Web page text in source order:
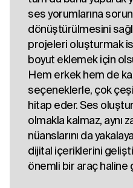
ses yorumlarına
dönüştürülmesini
projeleri oluşturmak
boyut eklemek için
Hem erkek hem de
seçeneklerle, çok
hitap eder. Ses
olmakla kalmaz, aynı
nüanslarını da
dijital içeriklerini
önemli bir araç haline